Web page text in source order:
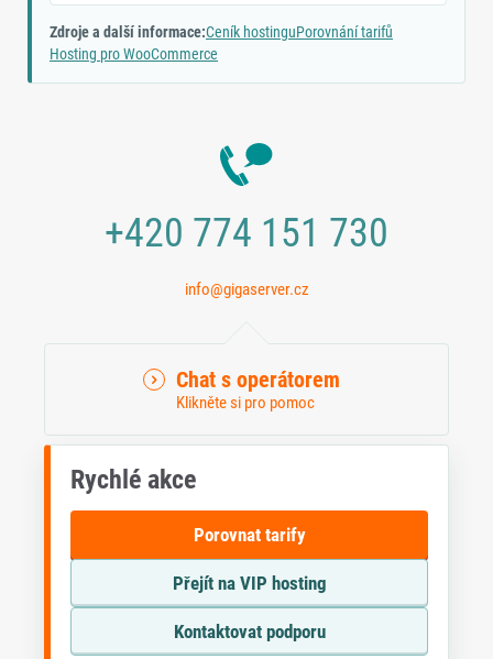
Zdroje a další informace:Ceník hostinguPorovnání tarifů
Hosting pro WooCommerce
+420 774 151 730
info@gigaserver.cz
Chat s operátorem
Klikněte si pro pomoc
Rychlé akce
Porovnat tarify
Přejít na VIP hosting
Kontaktovat podporu